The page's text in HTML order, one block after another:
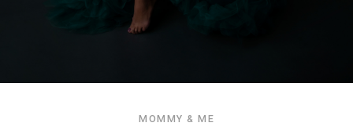
MOMMY & ME